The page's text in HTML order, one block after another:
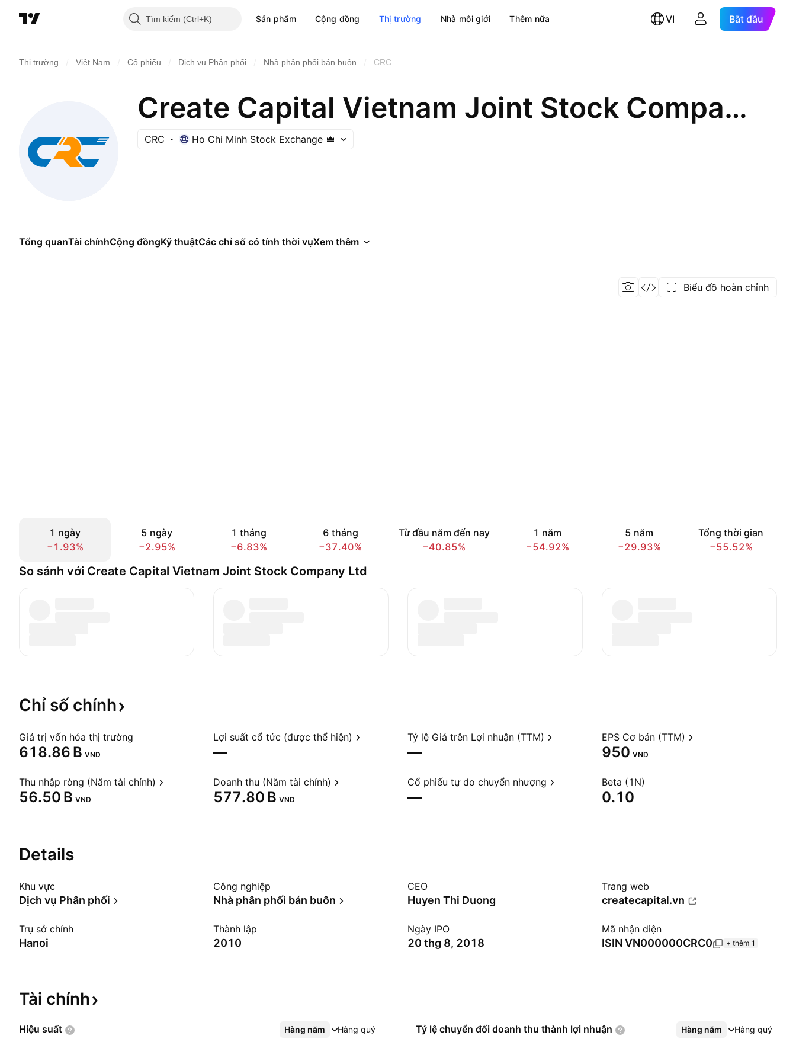
Tìm kiếm Sản phẩm Cộng đồng Thị trường Nhà môi giới Thêm nữa VI Bắt đầu
Thị trường Việt Nam Cổ phiếu Dịch vụ Phân phối Nhà phân phối bán buôn CRC
Create Capital Vietnam Joint Stock Company Ltd
CRC Ho Chi Minh Stock Exchange
Tổng quanTài chínhCộng đồngKỹ thuậtCác chỉ số có tính thời vụXem thêm
Biểu đồ hoàn chỉnh
1 ngày
−1.93%
5 ngày
−2.95%
1 tháng
−6.83%
6 tháng
−37.40%
Từ đầu năm đến nay
−40.85%
1 năm
−54.92%
5 năm
−29.93%
Tổng thời gian
−55.52%
So sánh với Create Capital Vietnam Joint Stock Company Ltd
Chỉ số chính
Giá trị vốn hóa thị trường
‪618.86 B‬ VND
Lợi suất cổ tức (được thể hiện)
—
Tỷ lệ Giá trên Lợi nhuận (TTM)
—
EPS Cơ bản (TTM)
950 VND
Thu nhập ròng (Năm tài chính)
‪56.50 B‬ VND
Doanh thu (Năm tài chính)
‪577.80 B‬ VND
Cổ phiếu tự do chuyển nhượng
—
Beta (1N)
0.10
Details
Khu vực
Dịch vụ Phân phối
Công nghiệp
Nhà phân phối bán buôn
CEO
Huyen Thi Duong
Trang web
createcapital.vn
Trụ sở chính
Hanoi
Thành lập
2010
Ngày IPO
20 thg 8, 2018
Mã nhận diện
ISIN VN000000CRC0 + thêm 1
Tài chính
Hiệu suất Hàng năm Hàng quý
Xem thêm Tỷ lệ chuyển đổi doanh thu thành lợi nhuận Hàng năm Hàng quý
Xem thêm